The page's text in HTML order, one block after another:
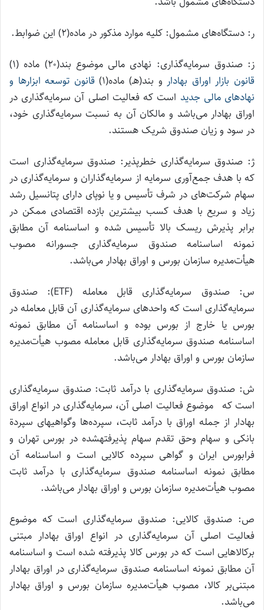
ر: دستگاه‌های مشمول: کلیه موارد مذکور در ماده(۲) این ضوابط.
ز: صندوق سرمایه‌گذاری: نهادی مالی موضوع بند(۲۰) ماده (۱)
قانون بازار اوراق بهادار و بند(هـ) ماده(۱)
قانون توسعه ابزارها و
نهادهای مالی جدید است که فعالیت اصلی آن سرمایه‌گذاری در
اوراق بهادار می‌باشد و مالکان آن به نسبت سرمایه‌گذاری خود،
در سود و زیان صندوق شریک هستند.
ژ: صندوق سرمایه‌گذاری خطرپذیر: صندوق سرمایه‌گذاری است
که با هدف جمع‌آوری سرمایه از سرمایه‌گذاران و سرمایه‌گذاری در
سهام شرکت‌های در شرف تأسیس و یا نوپای دارای پتانسیل رشد
زیاد و سریع با هدف کسب بیشترین بازده اقتصادی ممکن در
برابر پذیرش ریسک بالا تأسیس شده و اساسنامه آن مطابق
نمونه اساسنامه صندوق سرمایه‌گذاری جسورانه مصوب
هیأت‌مدیره سازمان بورس و اوراق بهادار می‌باشد.
س: صندوق سرمایه‌گذاری قابل معامله (ETF): صندوق
سرمایه‌گذاری است که واحدهای سرمایه‌گذاری آن قابل معامله در
بورس یا خارج از بورس بوده و اساسنامه آن مطابق نمونه
اساسنامه صندوق سرمایه‌گذاری قابل معامله مصوب هیأت‌مدیره
سازمان بورس و اوراق بهادار می‌باشد.
ش: صندوق سرمایه‌گذاری با درآمد ثابت: صندوق سرمایه‌گذاری
است که موضوع فعالیت اصلی آن، سرمایه‌گذاری در انواع اوراق
بهادار از جمله اوراق با درآمد ثابت، سپرده‌ها وگواهی­های سپردة
بانکی و سهام وحق تقدم سهام پذیرفته­شده در بورس تهران و
فرابورس ایران و گواهی سپرده کالایی است و اساسنامه آن
مطابق نمونه اساسنامه صندوق سرمایه‌گذاری با درآمد ثابت
مصوب هیأت‌مدیره سازمان بورس و اوراق بهادار می‌باشد.
ص: صندوق کالایی: صندوق سرمایه‌گذاری است که موضوع
فعالیت اصلی آن سرمایه‌گذاری در انواع اوراق بهادار مبتنی
برکالاهایی است که در بورس کالا پذیرفته شده است و اساسنامه
آن مطابق نمونه اساسنامه صندوق سرمایه‌گذاری در اوراق بهادار
مبتنی‌بر کالا، مصوب هیأت‌مدیره سازمان بورس و اوراق بهادار
می‌باشد.